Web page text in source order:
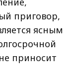
приговор,
ясным
приносит